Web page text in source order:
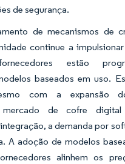
de segurança.
de mecanismos de
continue a
estão
baseados em uso.
com a expansão
mercado de cofre
a demanda por
A adoção de modelos
alinhem os